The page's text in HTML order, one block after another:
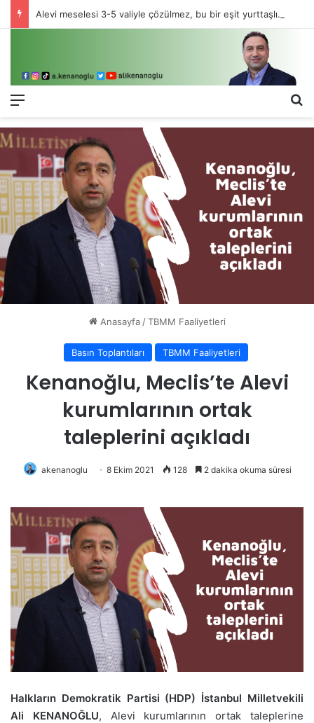
Alevi meselesi 3-5 valiyle çözülmez, bu bir eşit yurttaşlık sorunudur!
Menü
Anasayfa / TBMM Faaliyetleri
Basın Toplantıları TBMM Faaliyetleri
Kenanoğlu, Meclis’te Alevi
kurumlarının ortak
taleplerini açıkladı
akenanoglu 8 Ekim 2021 128 2 dakika okuma süresi
Halkların Demokratik Partisi (HDP) İstanbul Milletvekili
Ali KENANOĞLU, Alevi kurumlarının ortak taleplerine